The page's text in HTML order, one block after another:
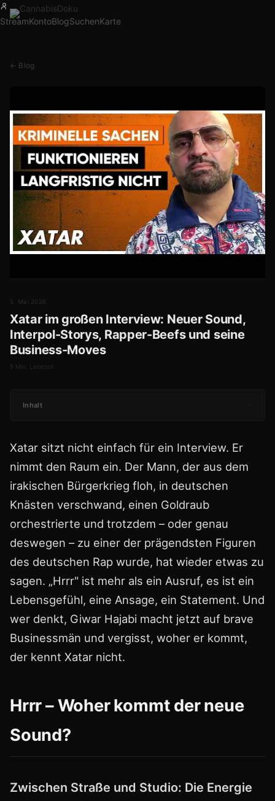
StreamKontoBlogSuchenKarte
← Blog
5. Mai 2026
Xatar im großen Interview: Neuer Sound,
Interpol-Storys, Rapper-Beefs und seine
Business-Moves
9 Min. Lesezeit
Inhalt
Xatar sitzt nicht einfach für ein Interview. Er
nimmt den Raum ein. Der Mann, der aus dem
irakischen Bürgerkrieg floh, in deutschen
Knästen verschwand, einen Goldraub
orchestrierte und trotzdem – oder genau
deswegen – zu einer der prägendsten Figuren
des deutschen Rap wurde, hat wieder etwas zu
sagen. „Hrrr" ist mehr als ein Ausruf, es ist ein
Lebensgefühl, eine Ansage, ein Statement. Und
wer denkt, Giwar Hajabi macht jetzt auf brave
Businessmän und vergisst, woher er kommt,
der kennt Xatar nicht.
Hrrr – Woher kommt der neue
Sound?
Zwischen Straße und Studio: Die Energie